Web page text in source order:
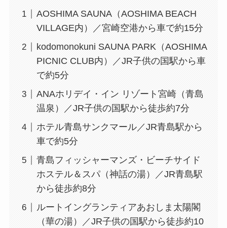
AOSHIMA SAUNA（AOSHIMA BEACH
VILLAGE内）／宮崎空港から車で約15分
kodomonokuni SAUNA PARK（AOSHIMA
PICNIC CLUB内）／JR子供の国駅から車
で約5分
ANAホリデイ・イン リゾート宮崎（青島
温泉）／JR子供の国駅から徒歩約7分
ホテル青島サンクマール／JR青島駅から
車で約5分
青島フィッシャーマンズ・ビーチサイド
ホステル＆スパ（神話の湯）／JR青島駅
から徒歩約8分
ルートイングランティアあおしま太陽閣
（華の湯）／JR子供の国駅から徒歩約10